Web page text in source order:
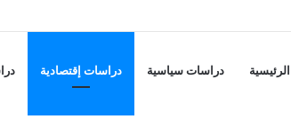
العربي
الرئيسية دراسات سياسية دراسات إقتصادية